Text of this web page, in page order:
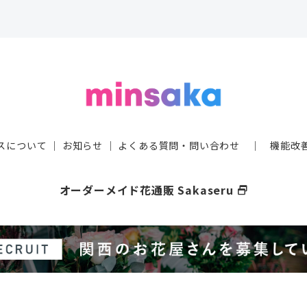
について ｜ お知らせ ｜ よくある質問・問い合わせ ｜機能改
オーダーメイド花通販 Sakaseru select_window